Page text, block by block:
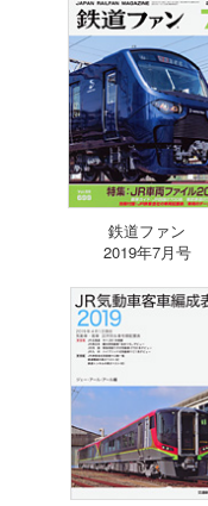
鉄道ファン
2019年7月号